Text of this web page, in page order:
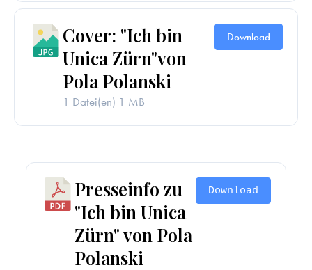
Cover: "Ich bin
Unica Zürn"von
Pola Polanski
1 Datei(en) 1 MB
Download
Presseinfo zu
"Ich bin Unica
Zürn" von Pola
Polanski
Download